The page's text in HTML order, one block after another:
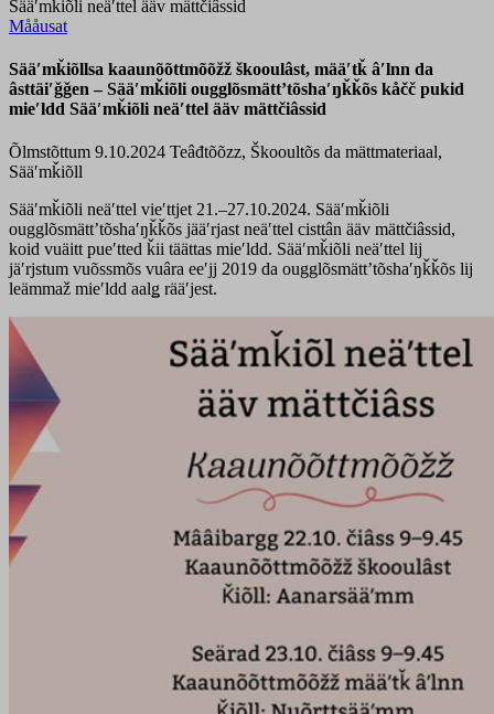
Sääʹmǩiõli neäʹttel ääv mättčiâssid
Mååusat
Sääʹmǩiõllsa kaaunõõttmõõžž škooulâst, määʹtǩ âʹlnn da
âsttäiʹǧǧen – Sääʹmǩiõli ougglõsmättʼtõshaʹŋǩǩõs kåčč pukid
mieʹldd Sääʹmǩiõli neäʹttel ääv mättčiâssid
Õlmstõttum 9.10.2024 Teâđtõõzz, Škooultõs da mättmateriaal,
Sääʹmǩiõll
Sääʹmǩiõli neäʹttel vieʹttjet 21.–27.10.2024. Sääʹmǩiõli
ougglõsmättʼtõshaʹŋǩǩõs jääʹrjast neäʹttel cisttân ääv mättčiâssid,
koid vuäitt pueʹtted ǩii täättas mieʹldd. Sääʹmǩiõli neäʹttel lij
jäʹrjstum vuõssmõs vuâra eeʹjj 2019 da ougglõsmättʼtõshaʹŋǩǩõs lij
leämmaž mieʹldd aalǥ rääʹjest.